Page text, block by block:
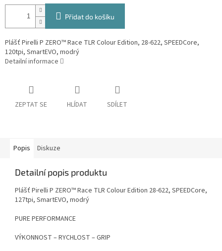
Přidat do košíku
Plášť Pirelli P ZERO™ Race TLR Colour Edition, 28-622, SPEEDCore,
120tpi, SmartEVO, modrý
Detailní informace
ZEPTAT SE HLÍDAT SDÍLET
Popis Diskuze
Detailní popis produktu
Plášť Pirelli P ZERO™ Race TLR Colour Edition 28-622, SPEEDCore,
127tpi, SmartEVO, modrý
PURE PERFORMANCE
VÝKONNOST – RYCHLOST – GRIP